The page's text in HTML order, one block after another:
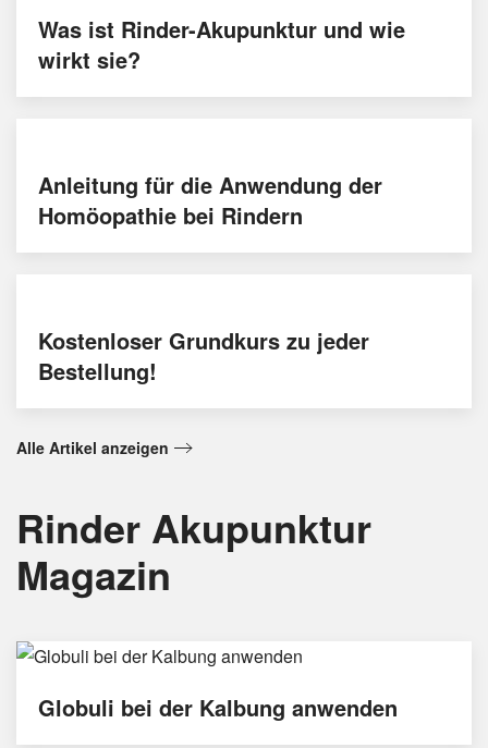
Was ist Rinder-Akupunktur und wie
wirkt sie?
Anleitung für die Anwendung der
Homöopathie bei Rindern
Kostenloser Grundkurs zu jeder
Bestellung!
Alle Artikel anzeigen
Rinder Akupunktur
Magazin
Globuli bei der Kalbung anwenden